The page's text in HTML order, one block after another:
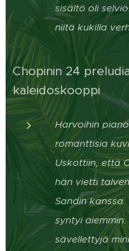
sisältö oli
niitä kukilla
Chopinin 24
kaleidoskooppi
Harvoihin
romanttisia
Uskottiin, että
hän vietti
Sandin
syntyi
sävellettyjä